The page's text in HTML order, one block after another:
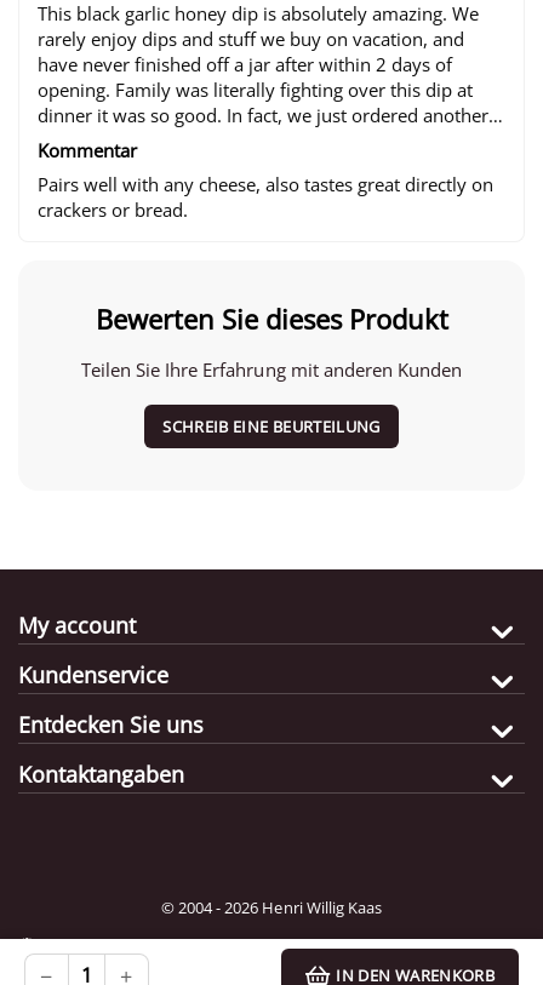
+
− IN DEN WARENKORB
This black garlic honey dip is absolutely amazing. We
rarely enjoy dips and stuff we buy on vacation, and
have never finished off a jar after within 2 days of
opening. Family was literally fighting over this dip at
dinner it was so good. In fact, we just ordered another 4
jars and had them shipped back to the USA because we
Kommentar
Pairs well with any cheese, also tastes great directly on
crackers or bread.
Bewerten Sie dieses Produkt
Teilen Sie Ihre Erfahrung mit anderen Kunden
SCHREIB EINE BEURTEILUNG
My account
Kundenservice
Entdecken Sie uns
Kontaktangaben
© 2004 - 2026 Henri Willig Kaas
Bestimmungsland: